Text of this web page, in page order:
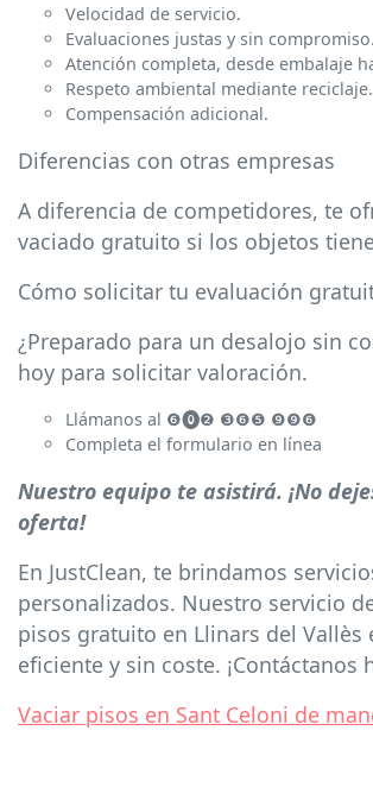
Velocidad de servicio.
Evaluaciones justas y sin compromiso.
Atención completa, desde embalaje
Respeto ambiental mediante reciclaje.
Compensación adicional.
Diferencias con otras empresas
A diferencia de competidores, te
vaciado gratuito si los objetos
Cómo solicitar tu evaluación
¿Preparado para un desalojo sin
hoy para solicitar valoración.
Llámanos al ❻⓿❷ ❸❻❺ ❾❾❻
Completa el formulario en línea
Nuestro equipo te asistirá. ¡No
oferta!
En JustClean, te brindamos
personalizados. Nuestro servicio
pisos gratuito en Llinars del Vallès
eficiente y sin coste. ¡Contáctanos
Vaciar pisos en Sant Celoni de